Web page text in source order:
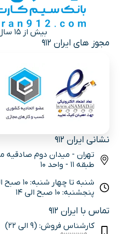
بیش از 15 سال سابقه
نشانی ایران 912
تهران - میدان دوم صادقیه
طبقه 11 - واحد 10
شنبه تا چهار شنبه: 10 صبح الی 17
پنجشنبه: 10 صبح الی 14
تماس با ایران 912
کارشناس فروش: (9 الی 22)
مجوز های ایران 912